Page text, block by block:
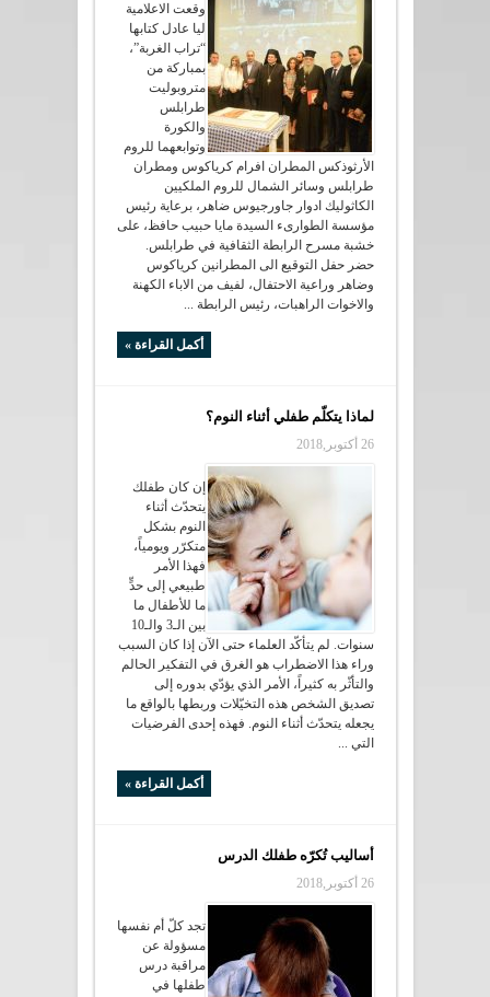
وقعت الاعلامية
ليا عادل كتابها
“تراب الغربة”،
بمباركة من
متروبوليت
طرابلس
والكورة
وتوابعهما للروم
الأرثوذكس المطران افرام كرياكوس ومطران
طرابلس وسائر الشمال للروم الملكيين
الكاثوليك ادوار جاورجيوس ضاهر، برعاية رئيس
مؤسسة الطوارىء السيدة مايا حبيب حافظ، على
خشبة مسرح الرابطة الثقافية في طرابلس.
حضر حفل التوقيع الى المطرانين كرياكوس
وضاهر وراعية الاحتفال، لفيف من الاباء الكهنة
والاخوات الراهبات، رئيس الرابطة ...
أكمل القراءة »
لماذا يتكلّم طفلي أثناء النوم؟
26 أكتوبر,2018
إن كان طفلك
يتحدّث أثناء
النوم بشكل
متكرّر ويومياً،
فهذا الأمر
طبيعي إلى حدٍّ
ما للأطفال ما
بين الـ3 والـ10
سنوات. لم يتأكّد العلماء حتى الآن إذا كان السبب
وراء هذا الاضطراب هو الغرق في التفكير الحالم
والتأثّر به كثيراً، الأمر الذي يؤدّي بدوره إلى
تصديق الشخص هذه التخيّلات وربطها بالواقع ما
يجعله يتحدّث أثناء النوم. فهذه إحدى الفرضيات
التي ...
أكمل القراءة »
أساليب تُكرّه طفلك الدرس
26 أكتوبر,2018
تجد كلّ أم نفسها
مسؤولة عن
مراقبة درس
طفلها في